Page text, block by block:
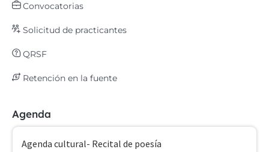
Convocatorias
Solicitud de practicantes
QRSF
Retención en la fuente
Agenda
Agenda cultural- Recital de poesía